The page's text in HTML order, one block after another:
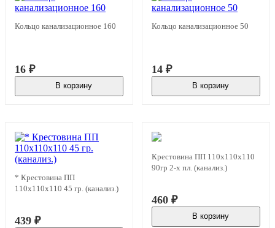
Кольцо канализационное 160
16 ₽
В корзину
Кольцо канализационное 50
14 ₽
В корзину
* Крестовина ПП
110х110х110 45 гр. (канализ.)
439 ₽
Крестовина ПП 110х110х110
90гр 2-х пл. (канализ.)
460 ₽
В корзину